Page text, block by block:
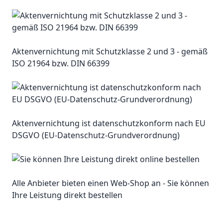
Aktenvernichtung mit Schutzklasse 2 und 3 - gemäß
ISO 21964 bzw. DIN 66399
Aktenvernichtung ist datenschutzkonform nach EU
DSGVO (EU-Datenschutz-Grundverordnung)
Alle Anbieter bieten einen Web-Shop an - Sie können
Ihre Leistung direkt bestellen